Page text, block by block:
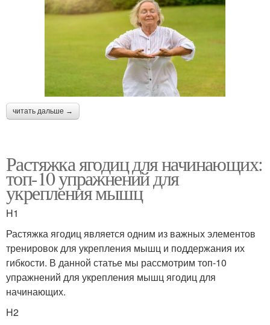
читать дальше →
Растяжка ягодиц для начинающих:
топ-10 упражнений для
укрепления мышц
H1
Растяжка ягодиц является одним из важных элементов
тренировок для укрепления мышц и поддержания их
гибкости. В данной статье мы рассмотрим топ-10
упражнений для укрепления мышц ягодиц для
начинающих.
H2